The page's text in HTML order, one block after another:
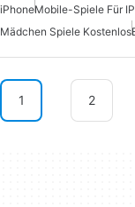
iPhoneMobile-Spiele Für
Mädchen Spiele Kostenlos
1 2